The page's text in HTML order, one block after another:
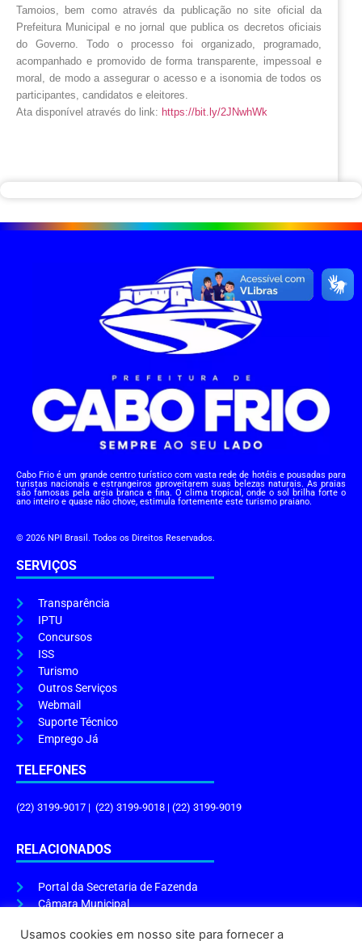
Tamoios, bem como através da publicação no site oficial da
Prefeitura Municipal e no jornal que publica os decretos oficiais
do Governo. Todo o processo foi organizado, programado,
acompanhado e promovido de forma transparente, impessoal e
moral, de modo a assegurar o acesso e a isonomia de todos os
participantes, candidatos e eleitores.
Ata disponível através do link: https://bit.ly/2JNwhWk
Cabo Frio é um grande centro turístico com vasta rede de hotéis e pousadas para
turistas nacionais e estrangeiros aproveitarem suas belezas naturais. As praias
são famosas pela areia branca e fina. O clima tropical, onde o sol brilha forte o
ano inteiro e quase não chove, estimula fortemente este turismo praiano.
© 2026 NPI Brasil. Todos os Direitos Reservados.
SERVIÇOS
Transparência
IPTU
Concursos
ISS
Turismo
Outros Serviços
Webmail
Suporte Técnico
Emprego Já
TELEFONES
(22) 3199-9017 | (22) 3199-9018 | (22) 3199-9019
RELACIONADOS
Portal da Secretaria de Fazenda
Câmara Municipal
Usamos cookies em nosso site para fornecer a